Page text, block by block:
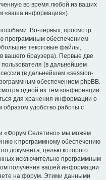
во время любой из ваших
«ваша информация»).
Во-первых, просмотр
программным обеспечением
текстовые файлы,
вашего браузера). Первые две
(в дальнейшем
(в дальнейшем «session-
обеспечением phpBB.
одной из тем конференции
для хранения информации о
удобство работы с
«Форум Селятино» мы можем
к программному обеспечению
документа, целью которого
исключительно программным
получения вашей информации
на форум. Этими данными